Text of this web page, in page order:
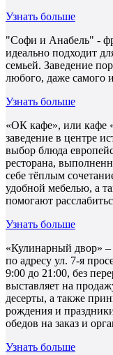
Узнать больше
"Софи и Анабель" -
идеально подходит
семьей. Заведение
любого, даже самого
Узнать больше
«ОК кафе», или кафе
заведение в центре
выбор блюда
ресторана,
себе тёплым
удобной мебелью, а
помогают
Узнать больше
«Кулинарный двор» –
по адресу ул. 7-я
9:00 до 21:00, без
выставляет на
десерты, а также
рождения и
обедов на заказ и
Узнать больше